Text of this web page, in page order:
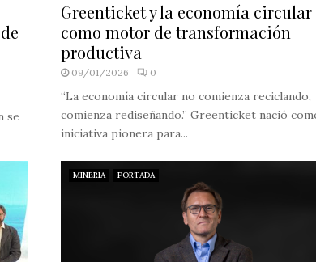
se
Greenticket y la economía circular
como motor de transformación
productiva
09/01/2026 0
“La economía circular no comienza reciclando,
comienza rediseñando.” Greenticket nació
iniciativa pionera para...
MINERIA PORTADA